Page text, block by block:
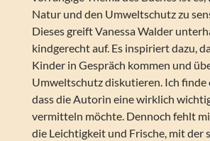
Natur und den Umweltschutz zu
Dieses greift Vanessa Walder
kindgerecht auf. Es inspiriert dazu,
Kinder in Gespräch kommen und
Umweltschutz diskutieren. Ich finde
dass die Autorin eine wirklich
vermitteln möchte. Dennoch fehlt
die Leichtigkeit und Frische, mit der